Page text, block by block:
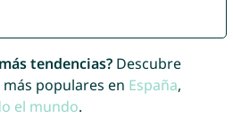
tendencias?Descubre
populares en España,
el mundo.